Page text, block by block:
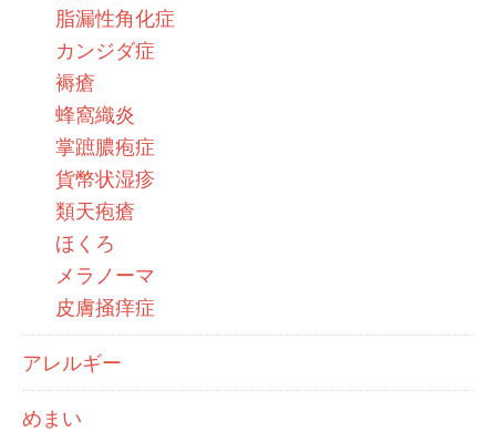
脂漏性角化症
カンジダ症
褥瘡
蜂窩織炎
掌蹠膿疱症
貨幣状湿疹
類天疱瘡
ほくろ
メラノーマ
皮膚掻痒症
アレルギー
めまい